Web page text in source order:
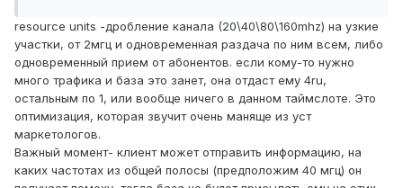
resource units -дробление канала (20\40\80\160mhz) на узкие
участки, от 2мгц и одновременная раздача по ним всем, либо
одновременный прием от абонентов. если кому-то нужно
много трафика и база это занет, она отдаст ему 4ru,
остальным по 1, или вообще ничего в данном таймслоте. Это
оптимизация, которая звучит очень маняще из уст
маркетологов.
Важный момент- клиент может отправить информацию, на
каких частотах из общей полосы (предположим 40 мгц) он